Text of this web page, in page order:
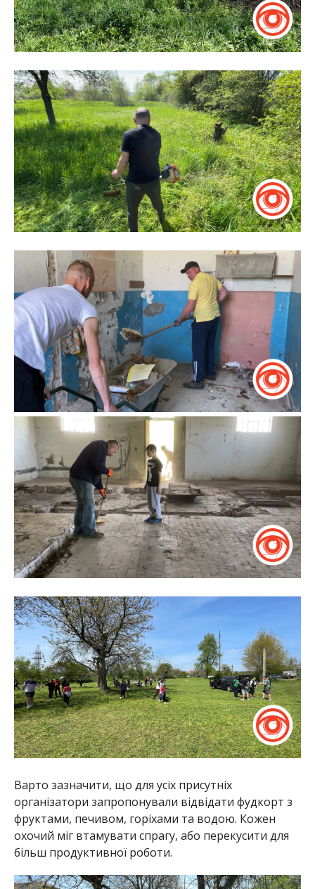
Варто зазначити, що для усіх присутніх
організатори запропонували відвідати фудкорт з
фруктами, печивом, горіхами та водою. Кожен
охочий міг втамувати спрагу, або перекусити для
більш продуктивної роботи.